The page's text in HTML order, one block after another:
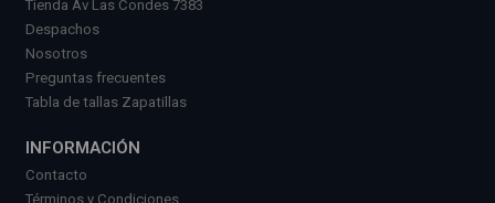
Tienda Av Las Condes 7383
Despachos
Nosotros
Preguntas frecuentes
Tabla de tallas Zapatillas
INFORMACIÓN
Contacto
Términos y Condiciones